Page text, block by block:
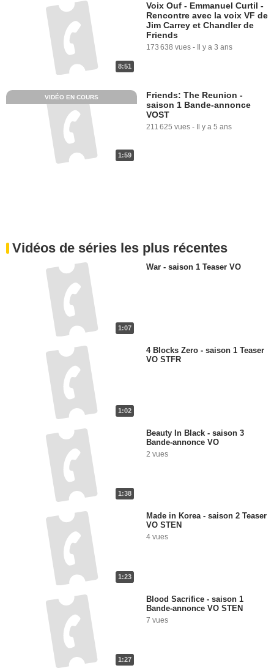
8:51
Voix Ouf - Emmanuel Curtil -
Rencontre avec la voix VF de
Jim Carrey et Chandler de
Friends
173 638 vues - Il y a 3 ans
1:59
VIDÉO EN COURS
Friends: The Reunion -
saison 1 Bande-annonce
VOST
211 625 vues - Il y a 5 ans
Vidéos de séries les plus récentes
1:07
War - saison 1 Teaser VO
1:02
4 Blocks Zero - saison 1 Teaser
VO STFR
1:38
Beauty In Black - saison 3
Bande-annonce VO
2 vues
1:23
Made in Korea - saison 2 Teaser
VO STEN
4 vues
1:27
Blood Sacrifice - saison 1
Bande-annonce VO STEN
7 vues